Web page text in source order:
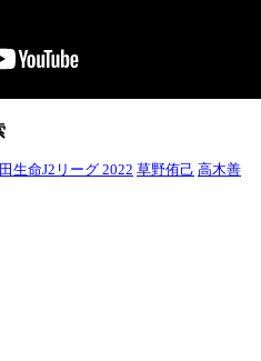
生命J2リーグ 2022 草野侑己 高木善